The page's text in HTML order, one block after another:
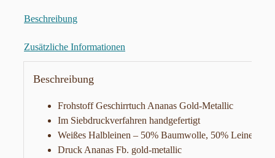
Beschreibung
Zusätzliche Informationen
Beschreibung
Frohstoff Geschirrtuch Ananas Gold-Metallic
Im Siebdruckverfahren handgefertigt
Weißes Halbleinen – 50% Baumwolle, 50% Leinen
Druck Ananas Fb. gold-metallic